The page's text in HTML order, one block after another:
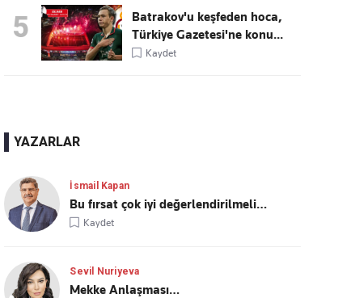
5
Batrakov'u keşfeden hoca,
Türkiye Gazetesi'ne konu...
Kaydet
YAZARLAR
İsmail Kapan
Bu fırsat çok iyi değerlendirilmeli…
Kaydet
Sevil Nuriyeva
Mekke Anlaşması…